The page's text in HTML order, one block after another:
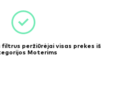
peržiūrėjai visas prekes iš
Moterims